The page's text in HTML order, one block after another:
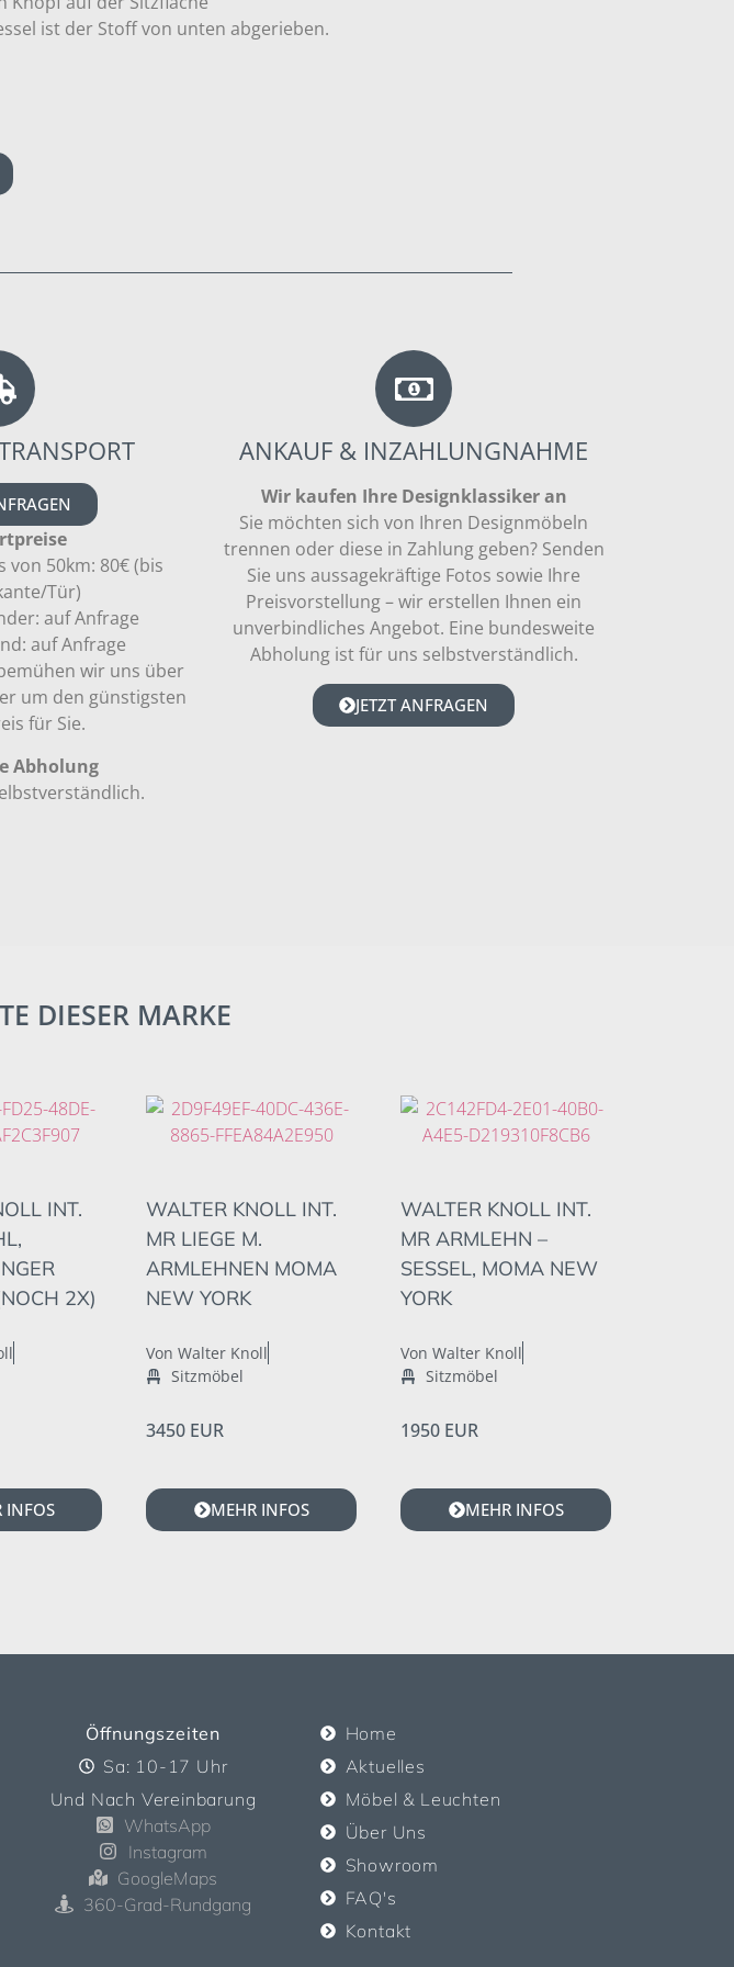
ist der Stoff von unten abgerieben.
von 50km: 80€ (bis
Tür)
auf Anfrage
auf Anfrage
wir uns über
um den günstigsten
für Sie.
Abholung
ANKAUF & INZAHLUNGNAHME
Wir kaufen Ihre Designklassiker an
Sie möchten sich von Ihren Designmöbeln
trennen oder diese in Zahlung geben? Senden
Sie uns aussagekräftige Fotos sowie Ihre
Preisvorstellung – wir erstellen Ihnen ein
unverbindliches Angebot. Eine bundesweite
Abholung ist für uns selbstverständlich.
JETZT ANFRAGEN
DIESER MARKE
INT.
2X)
INFOS
WALTER KNOLL INT.
MR LIEGE M.
ARMLEHNEN MOMA
NEW YORK
Von Walter Knoll
Sitzmöbel
3450 EUR
MEHR INFOS
WALTER KNOLL INT.
MR ARMLEHN –
SESSEL, MOMA NEW
YORK
Von Walter Knoll
Sitzmöbel
1950 EUR
MEHR INFOS
Öffnungszeiten
Sa: 10-17 Uhr
Und Nach Vereinbarung
WhatsApp
Instagram
GoogleMaps
360-Grad-Rundgang
Home
Aktuelles
Möbel & Leuchten
Über Uns
Showroom
FAQ's
Kontakt